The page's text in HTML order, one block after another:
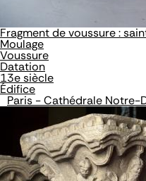
Fragment de voussure :
Moulage
Voussure
Datation
13e siècle
Édifice
Paris - Cathédrale Notre-